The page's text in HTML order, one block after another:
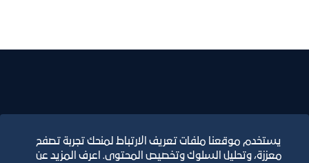
يستخدم موقعنا ملفات تعريف الارتباط لمنحك تجربة تصفح
معززة، وتحليل السلوك وتخصيص المحتوى. اعرف المزيد عن